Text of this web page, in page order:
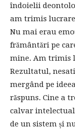
îndoielii
am trimis
Nu mai erau
frământări pe
mine. Am trimis
Rezultatul,
mergând pe
răspuns. Cine a
calvar
de un sistem și